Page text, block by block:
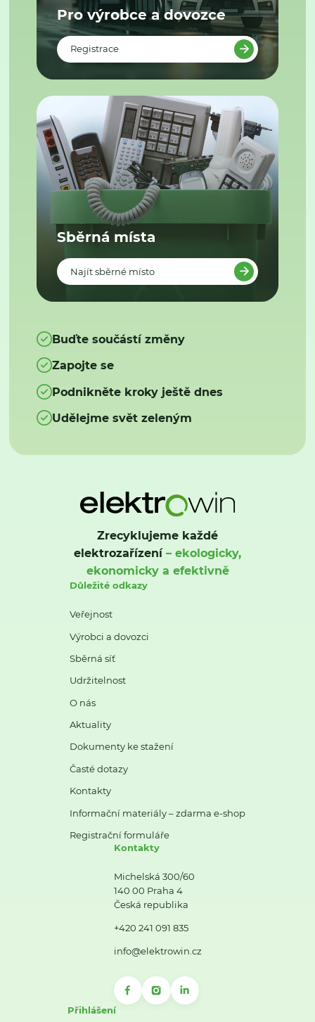
Pro výrobce a dovozce
Registrace
Sběrná místa
Najít sběrné místo
Buďte součástí změny
Zapojte se
Podnikněte kroky ještě dnes
Udělejme svět zeleným
Zrecyklujeme každé
elektrozařízení– ekologicky,
ekonomicky a efektivně
Důležité odkazy
Veřejnost
Výrobci a dovozci
Sběrná síť
Udržitelnost
O nás
Aktuality
Dokumenty ke stažení
Časté dotazy
Kontakty
Informační materiály – zdarma e-shop
Registrační formuláře
Kontakty
Michelská 300/60
140 00 Praha 4
Česká republika
+420 241 091 835
info@elektrowin.cz
Přihlášení